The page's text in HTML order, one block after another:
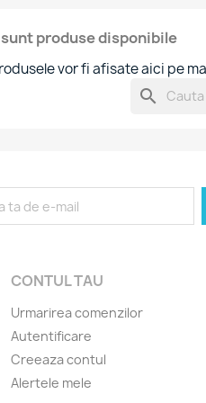
produse disponibile
vor fi afisate aici pe
search
CONTUL TAU
Urmarirea comenzilor
Autentificare
Creeaza contul
Alertele mele